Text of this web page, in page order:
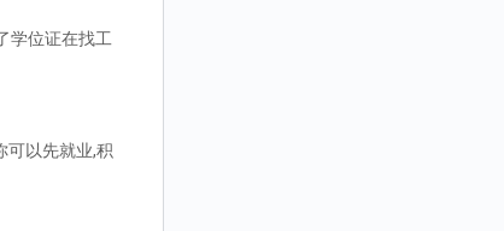
学位证在找工
可以先就业,积